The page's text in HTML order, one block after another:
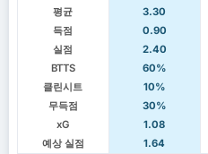
평균
3.30
득점
0.90
실점
2.40
BTTS
60%
클린시트
10%
무득점
30%
xG
1.08
예상 실점
1.64